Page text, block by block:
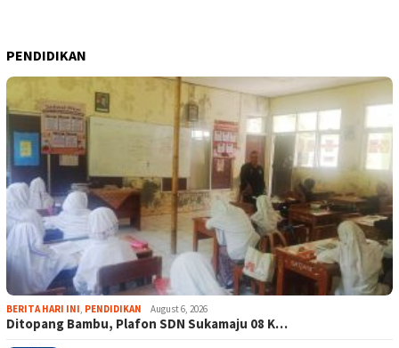
PENDIDIKAN
BERITA HARI INI, PENDIDIKAN August 6, 2026
Ditopang Bambu, Plafon SDN Sukamaju 08 K…